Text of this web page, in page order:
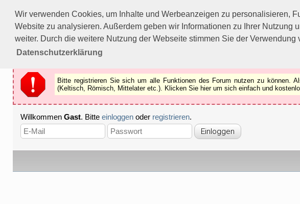
Wir verwenden Cookies, um Inhalte und Werbeanzeigen zu personalisieren,
Website zu analysieren. Außerdem geben wir Informationen zu Ihrer
weiter. Durch die weitere Nutzung der Webseite stimmen Sie der
Datenschutzerklärung
Bitte registrieren Sie sich um alle Funktionen des Forums nutzen zu können.
Als Gast können Sie z.B.keine Bilderbetrachten.
Registrieren
Schliessen
Bitte registrieren Sie sich um alle Funktionen des Forum nutzen zu können.
(Keltisch, Römisch, Mittelater etc.). Klicken Sie hier um sich einfach und
Willkommen Gast. Bitte einloggen oder registrieren.